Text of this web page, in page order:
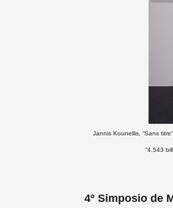
Jannis Kounellis, “Sans
“4.543
4º Simposio de